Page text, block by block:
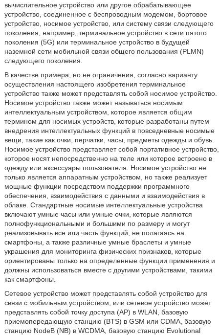
вычислительное устройство или другое обрабатывающее
устройство, соединенное с беспроводным модемом, бортовое
устройство, носимое устройство, или систему связи следующего
поколения, например, терминальное устройство в сети пятого
поколения (5G) или терминальное устройство в будущей
наземной сети мобильной связи общего пользования (PLMN)
следующего поколения.
В качестве примера, но не ограничения, согласно варианту
осуществления настоящего изобретения терминальное
устройство также может представлять собой носимое устройство.
Носимое устройство также может называться носимым
интеллектуальным устройством, которое является общим
термином для носимых устройств, которые разработаны путем
внедрения интеллектуальных функций в повседневные носимые
вещи, такие как очки, перчатки, часы, предметы одежды и обувь.
Носимое устройство представляет собой портативное устройство,
которое носят непосредственно на теле или которое встроено в
одежду или аксессуары пользователя. Носимое устройство не
только является аппаратным устройством, но также реализует
мощные функции посредством поддержки программного
обеспечения, взаимодействия с данными и взаимодействия в
облаке. Стандартные носимые интеллектуальные устройства
включают умные часы или умные очки, которые являются
полнофункциональными и большими по размеру и могут
реализовывать все или часть функций, не полагаясь на
смартфоны, а также различные умные браслеты и умные
украшения для мониторинга физических признаков, которые
ориентированы только на определенные функции применения и
должны использоваться вместе с другими устройствами, такими
как смартфоны.
Сетевое устройство может представлять собой устройство для
связи с мобильным устройством, или сетевое устройство может
представлять собой точку доступа (АР) в WLAN, базовую
приемопередающую станцию (BTS) в GSM или CDMA, базовую
станцию NodeB (NB) в WCDMA, базовую станцию Evolutional